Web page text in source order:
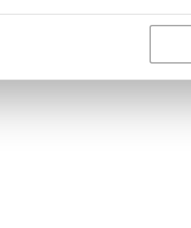
of bekijk alle projecten